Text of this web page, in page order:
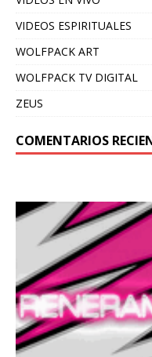
VIDEOS ESPIRITUALES
WOLFPACK ART
WOLFPACK TV DIGITAL
ZEUS
COMENTARIOS